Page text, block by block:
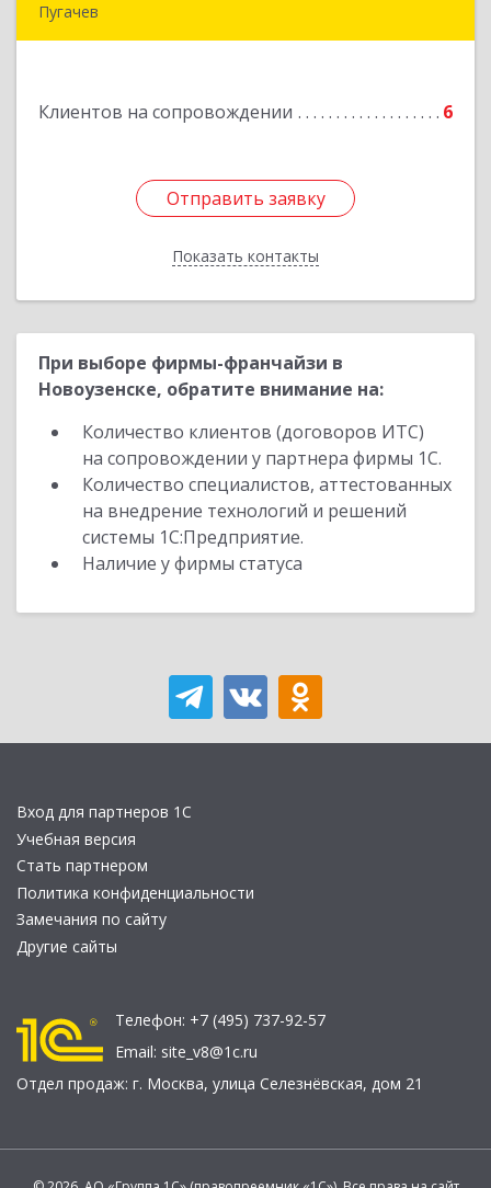
Пугачев
Клиентов на сопровождении 6
Отправить заявку
Показать контакты
Отправить заявку
Назад
При выборе фирмы-франчайзи в
Новоузенске, обратите внимание на:
Количество клиентов (договоров ИТС)
на сопровождении у партнера фирмы 1С.
Количество специалистов, аттестованных
на внедрение технологий и решений
системы 1С:Предприятие.
Наличие у фирмы статуса
Вход для партнеров 1С
Учебная версия
Стать партнером
Политика конфиденциальности
Замечания по сайту
Другие сайты
Телефон: +7 (495) 737-92-57
Email: site_v8@1c.ru
Отдел продаж: г. Москва, улица Селезнёвская, дом 21